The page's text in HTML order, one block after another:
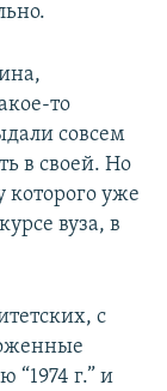
то
совсем
в своей. Но
которого уже
вуза, в
с
“1974 г.” и